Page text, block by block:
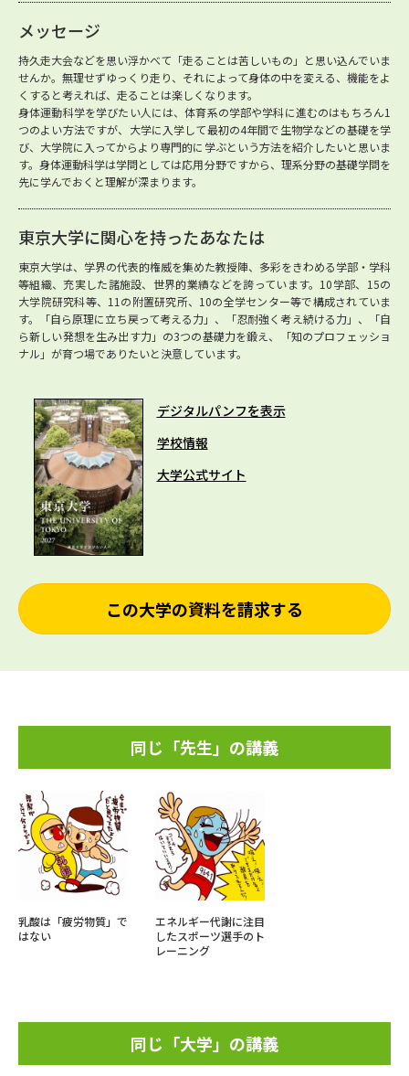
メッセージ
持久走大会などを思い浮かべて「走ることは苦しいもの」と思い込んでいま
せんか。無理せずゆっくり走り、それによって身体の中を変える、機能をよ
くすると考えれば、走ることは楽しくなります。
身体運動科学を学びたい人には、体育系の学部や学科に進むのはもちろん1
つのよい方法ですが、大学に入学して最初の4年間で生物学などの基礎を学
び、大学院に入ってからより専門的に学ぶという方法を紹介したいと思いま
す。身体運動科学は学問としては応用分野ですから、理系分野の基礎学問を
先に学んでおくと理解が深まります。
東京大学に関心を持ったあなたは
東京大学は、学界の代表的権威を集めた教授陣、多彩をきわめる学部・学科
等組織、充実した諸施設、世界的業績などを誇っています。10学部、15の
大学院研究科等、11の附置研究所、10の全学センター等で構成されていま
す。「自ら原理に立ち戻って考える力」、「忍耐強く考え続ける力」、「自
ら新しい発想を生み出す力」の3つの基礎力を鍛え、「知のプロフェッショ
ナル」が育つ場でありたいと決意しています。
デジタルパンフを表示
学校情報
大学公式サイト
この大学の資料を請求する
同じ「先生」の講義
乳酸は「疲労物質」で
はない
エネルギー代謝に注目
したスポーツ選手のト
レーニング
同じ「大学」の講義